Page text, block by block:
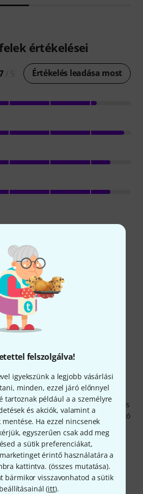
felszolgálva!
igyekszünk a legjobb vásárlási
minden, ezzel járó előnnyel
tartoznak például a a személyre
és akciók, valamint a
Ha ezzel nincsenek
egyszerűen csak add meg
a sütik preferenciákat,
érintő használatára a
kattintva. (összes mutatása).
bármikor visszavonhatod a sütik
beállításainál (itt).
értékelései
Értékelés leadása most
- a szokásos csúcsminőség!
02.01.2022
Egy hosszú szünet után
hogy újrakezdjem – ezúttal
fel arra, hogy befektetsz egy kis
ezzel a szaxofonnal egy megbízható
örömmé teszi a zenélést. A
a hangzás és a kidolgozás. A
tartozék jár: tisztítókendő,
nádlap, nyakpánt és pótcsavarok.
teljes szívből ajánlom ezt a